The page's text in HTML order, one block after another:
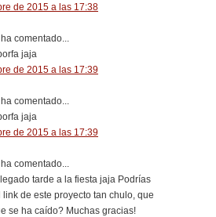
de 2015 a las 17:38
ha comentado...
jaja
de 2015 a las 17:39
ha comentado...
jaja
de 2015 a las 17:39
ha comentado...
tarde a la fiesta jaja Podrías
link de este proyecto tan chulo, que
se ha caído? Muchas gracias!